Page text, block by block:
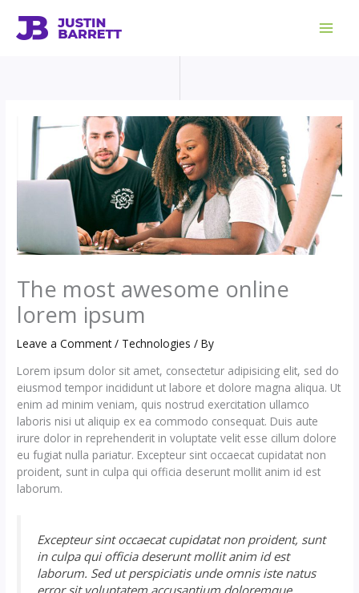
content
The most awesome online
lorem ipsum
Leave a Comment / Technologies / By
Lorem ipsum dolor sit amet, consectetur adipisicing elit, sed do
eiusmod tempor incididunt ut labore et dolore magna aliqua. Ut
enim ad minim veniam, quis nostrud exercitation ullamco
laboris nisi ut aliquip ex ea commodo consequat. Duis aute
irure dolor in reprehenderit in voluptate velit esse cillum dolore
eu fugiat nulla pariatur. Excepteur sint occaecat cupidatat non
proident, sunt in culpa qui officia deserunt mollit anim id est
laborum.
Excepteur sint occaecat cupidatat non proident, sunt
in culpa qui officia deserunt mollit anim id est
laborum. Sed ut perspiciatis unde omnis iste natus
error sit voluptatem accusantium doloremque